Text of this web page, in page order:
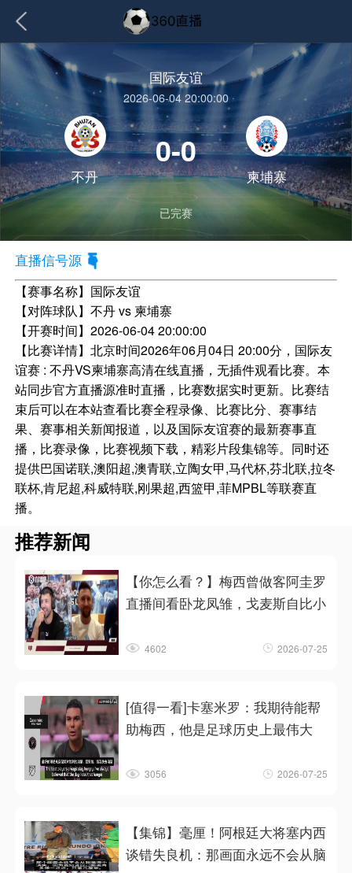
国际友谊
2026-06-04 20:00:00
不丹
0-0
柬埔寨
已完赛
直播信号源
【赛事名称】 国际友谊
【对阵球队】不丹 vs 柬埔寨
【开赛时间】2026-06-04 20:00:00
【比赛详情】北京时间2026年06月04日 20:00分，国际友
谊赛 : 不丹VS柬埔寨高清在线直播，无插件观看比赛。本
站同步官方直播源准时直播，比赛数据实时更新。比赛结
束后可以在本站查看比赛全程录像、比赛比分、赛事结
果、赛事相关新闻报道，以及国际友谊赛的最新赛事直
播，比赛录像，比赛视频下载，精彩片段集锦等。同时还
提供巴国诺联,澳阳超,澳青联,立陶女甲,马代杯,芬北联,拉冬
联杯,肯尼超,科威特联,刚果超,西篮甲,菲MPBL等联赛直
播。
推荐新闻
【你怎么看？】梅西曾做客阿圭罗
直播间看卧龙凤雏，戈麦斯自比小
4602 2026-07-25
[值得一看]卡塞米罗：我期待能帮
助梅西，他是足球历史上最伟大
3056 2026-07-25
【集锦】毫厘！阿根廷大将塞内西
谈错失良机：那画面永远不会从脑